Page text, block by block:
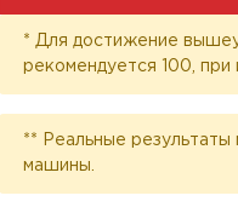
* Для достижение
рекомендуется 100, при
** Реальные результаты
машины.